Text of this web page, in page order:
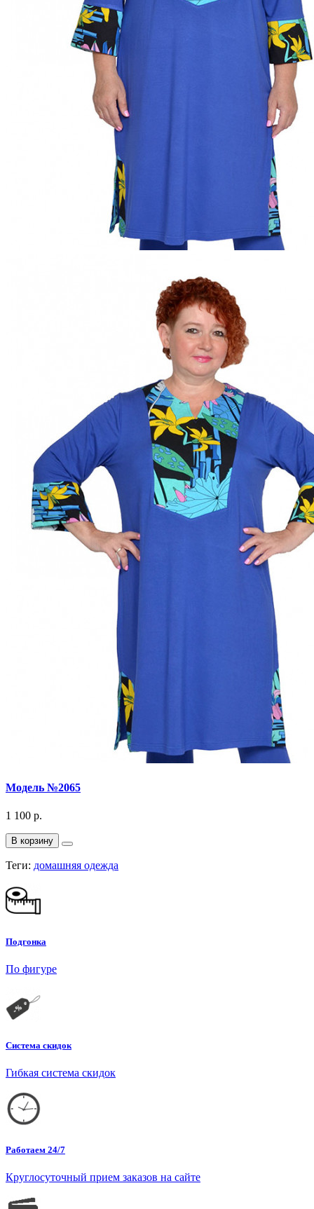
Модель №2065
1 100 р.
В корзину
Теги: домашняя одежда
Подгонка
По фигуре
Система скидок
Гибкая система скидок
Работаем 24/7
Круглосуточный прием заказов на сайте